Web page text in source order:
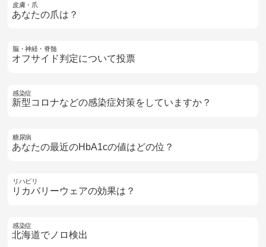
皮膚・爪
あなたの爪は？
脳・神経・脊髄
オフサイド判定について投票
感染症
新型コロナなどの感染症対策をしていますか？
糖尿病
あなたの最近のHbA1cの値はどの位？
リハビリ
リカバリーウェアの効果は？
感染症
北海道でノロ検出